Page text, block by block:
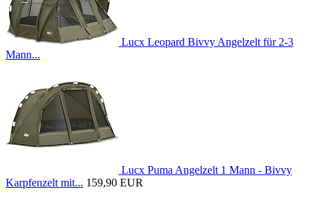
Lucx Leopard Bivvy Angelzelt für 2-3
Mann...
Lucx Puma Angelzelt 1 Mann - Bivvy
Karpfenzelt mit... 159,90 EUR